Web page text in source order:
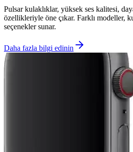
Pulsar kulaklıklar, yüksek ses kalitesi,
özellikleriyle öne çıkar. Farklı modeller,
seçenekler sunar.
Daha fazla bilgi edinin